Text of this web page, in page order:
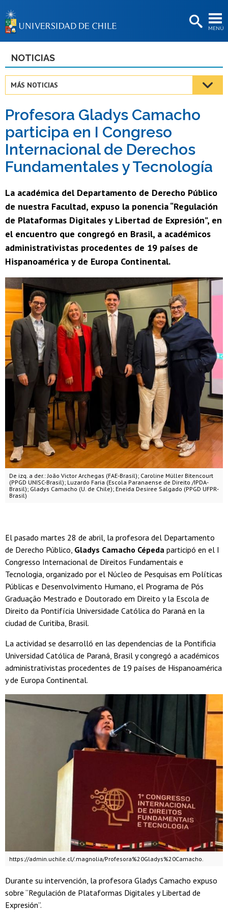
MENÚ
BIBLIOTECAS
Estudiantes
Académicas/os
Funcionarias/os
Egresadas/os
NOTICIAS
MÁS NOTICIAS
Profesora Gladys Camacho
participa en I Congreso
Internacional de Derechos
Fundamentales y Tecnología
La académica del Departamento de Derecho Público
de nuestra Facultad, expuso la ponencia “Regulación
de Plataformas Digitales y Libertad de Expresión”, en
el encuentro que congregó en Brasil, a académicos
administrativistas procedentes de 19 países de
Hispanoamérica y de Europa Continental.
De izq. a der.: João Victor Archegas (FAE-Brasil); Caroline Müller Bitencourt
(PPGD UNISC-Brasil); Luzardo Faria (Escola Paranaense de Direito /IPDA-
Brasil); Gladys Camacho (U. de Chile); Eneida Desiree Salgado (PPGD UFPR-
Brasil)
El pasado martes 28 de abril, la profesora del Departamento
de Derecho Público, Gladys Camacho Cépeda participó en el I
Congresso Internacional de Direitos Fundamentais e
Tecnologia, organizado por el Núcleo de Pesquisas em Políticas
Públicas e Desenvolvimento Humano, el Programa de Pós
Graduação Mestrado e Doutorado em Direito y la Escola de
Direito da Pontifícia Universidade Católica do Paraná en la
ciudad de Curitiba, Brasil.
La actividad se desarrolló en las dependencias de la Pontificia
Universidad Católica de Paraná, Brasil y congregó a académicos
administrativistas procedentes de 19 países de Hispanoamérica
y de Europa Continental.
https://admin.uchile.cl/.magnolia/Profesora%20Gladys%20Camacho.
Durante su intervención, la profesora Gladys Camacho expuso
sobre “Regulación de Plataformas Digitales y Libertad de
Expresión”.